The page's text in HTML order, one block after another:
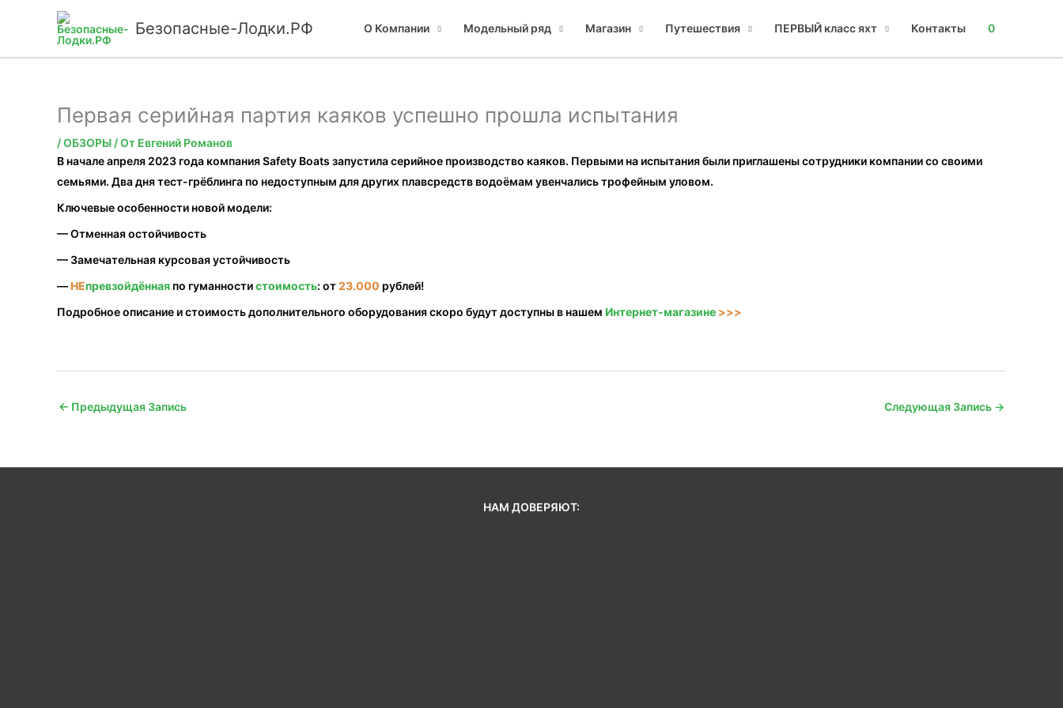
содержимому
Безопасные-Лодки.РФ О Компании Модельный ряд Магазин Путешествия ПЕРВЫЙ класс яхт Контакты 0
Первая серийная партия каяков успешно прошла испытания
/ОБЗОРЫ / От Евгений Романов
В начале апреля 2023 года компания Safety Boats запустила серийное производство каяков. Первыми на испытания были приглашены сотрудники компании со своими
семьями. Два дня тест-грёблинга по недоступным для других плавсредств водоёмам увенчались трофейным уловом.
Ключевые особенности новой модели:
— Отменная остойчивость
— Замечательная курсовая устойчивость
—НЕпревзойдённая по гуманностистоимость: от23.000 рублей!
Подробное описание и стоимость дополнительного оборудования скоро будут доступны в нашем Интернет-магазине >>>
← Предыдущая Запись Следующая Запись →
НАМ ДОВЕРЯЮТ: